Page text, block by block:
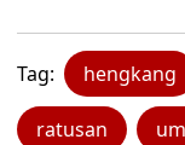
Tag: hengkang
ratusan